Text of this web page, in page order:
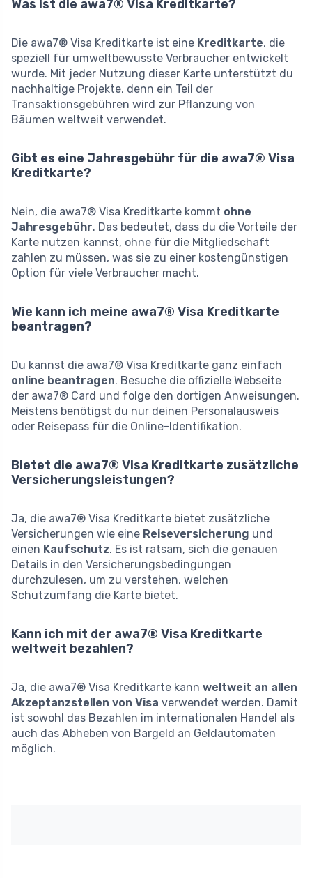
Was ist die awa7® Visa Kreditkarte?
Die awa7® Visa Kreditkarte ist eine Kreditkarte, die
speziell für umweltbewusste Verbraucher entwickelt
wurde. Mit jeder Nutzung dieser Karte unterstützt du
nachhaltige Projekte, denn ein Teil der
Transaktionsgebühren wird zur Pflanzung von
Bäumen weltweit verwendet.
Gibt es eine Jahresgebühr für die awa7® Visa
Kreditkarte?
Nein, die awa7® Visa Kreditkarte kommt ohne
Jahresgebühr. Das bedeutet, dass du die Vorteile der
Karte nutzen kannst, ohne für die Mitgliedschaft
zahlen zu müssen, was sie zu einer kostengünstigen
Option für viele Verbraucher macht.
Wie kann ich meine awa7® Visa Kreditkarte
beantragen?
Du kannst die awa7® Visa Kreditkarte ganz einfach
online beantragen. Besuche die offizielle Webseite
der awa7® Card und folge den dortigen Anweisungen.
Meistens benötigst du nur deinen Personalausweis
oder Reisepass für die Online-Identifikation.
Bietet die awa7® Visa Kreditkarte zusätzliche
Versicherungsleistungen?
Ja, die awa7® Visa Kreditkarte bietet zusätzliche
Versicherungen wie eine Reiseversicherung und
einen Kaufschutz. Es ist ratsam, sich die genauen
Details in den Versicherungsbedingungen
durchzulesen, um zu verstehen, welchen
Schutzumfang die Karte bietet.
Kann ich mit der awa7® Visa Kreditkarte
weltweit bezahlen?
Ja, die awa7® Visa Kreditkarte kann weltweit an allen
Akzeptanzstellen von Visa verwendet werden. Damit
ist sowohl das Bezahlen im internationalen Handel als
auch das Abheben von Bargeld an Geldautomaten
möglich.